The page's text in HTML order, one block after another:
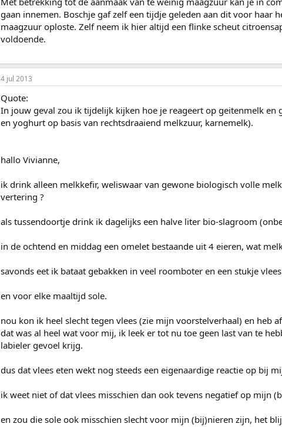
gaan innemen. Boschje gaf zelf een tijdje geleden aan dit voor haar
maagzuur oploste. Zelf neem ik hier altijd een flinke scheut
voldoende.
4 jul 2013
Quote:
In jouw geval zou ik tijdelijk kijken hoe je reageert op geitenmelk
en yoghurt op basis van rechtsdraaiend melkzuur, karnemelk).
hallo Vivianne,
ik drink alleen melkkefir, weliswaar van gewone biologisch volle
vertering ?
als tussendoortje drink ik dagelijks een halve liter bio-slagroom
in de ochtend en middag een omelet bestaande uit 4 eieren, wat
savonds eet ik bataat gebakken in veel roomboter en een stukje
en voor elke maaltijd sole.
nou kon ik heel slecht tegen vlees (zie mijn voorstelverhaal) en heb
dat was al heel wat voor mij, ik leek er tot nu toe geen last van te
labieler gevoel krijg.
dus dat vlees eten wekt nog steeds een eigenaardige reactie op bij
ik weet niet of dat vlees misschien dan ook tevens negatief op mijn
en zou die sole ook misschien slecht voor mijn (bij)nieren zijn, het